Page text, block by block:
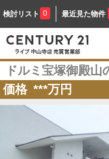
検討リスト 0 最近見た物件
ドルミ宝塚御殿
価格 ***万円